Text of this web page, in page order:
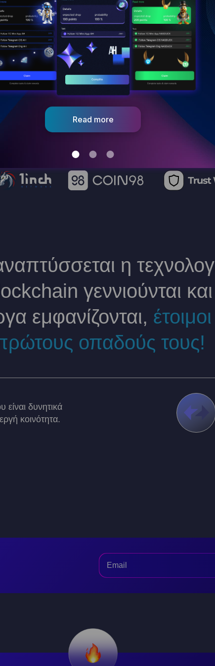
dYdX Έκδοση 7,5% της αρχικής
προσφοράς κουπόνι δισεκατομμυρίων. Η
αξία των 75 εκατομμυρίων μάρκων είναι
πάνω από 1 δισεκατομμύριο δολάρια
ΗΠΑ.
η
γεννιούνται
εμφανίζονται,
οπαδούς τους!
δυνητικά
κοινότητα.
Read more